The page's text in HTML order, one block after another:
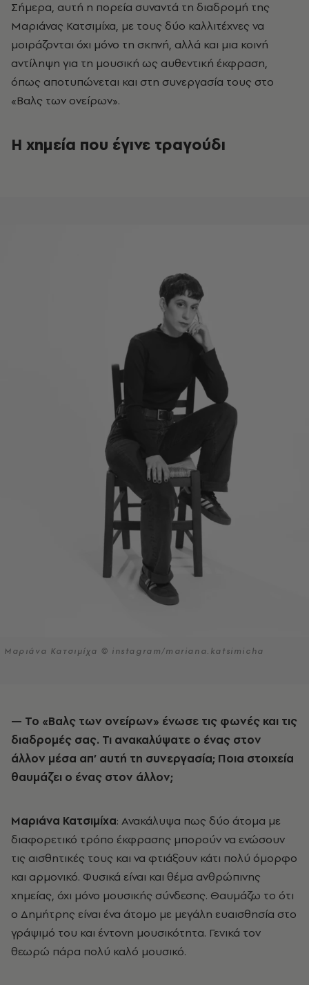
Σήμερα, αυτή η πορεία συναντά τη διαδρομή της
Μαριάνας Κατσιμίχα, με τους δύο καλλιτέχνες να
μοιράζονται όχι μόνο τη σκηνή, αλλά και μια κοινή
αντίληψη για τη μουσική ως αυθεντική έκφραση,
όπως αποτυπώνεται και στη συνεργασία τους στο
«Βαλς των ονείρων».
Η χημεία που έγινε τραγούδι
Μαριάνα Κατσιμίχα © instagram/mariana.katsimicha
— Το «Βαλς των ονείρων» ένωσε τις φωνές και τις
διαδρομές σας. Τι ανακαλύψατε ο ένας στον
άλλον μέσα απ’ αυτή τη συνεργασία; Ποια στοιχεία
θαυμάζει ο ένας στον άλλον;
Μαριάνα Κατσιμίχα: Ανακάλυψα πως δύο άτομα με
διαφορετικό τρόπο έκφρασης μπορούν να ενώσουν
τις αισθητικές τους και να φτιάξουν κάτι πολύ όμορφο
και αρμονικό. Φυσικά είναι και θέμα ανθρώπινης
χημείας, όχι μόνο μουσικής σύνδεσης. Θαυμάζω το ότι
ο Δημήτρης είναι ένα άτομο με μεγάλη ευαισθησία στο
γράψιμό του και έντονη μουσικότητα. Γενικά τον
θεωρώ πάρα πολύ καλό μουσικό.